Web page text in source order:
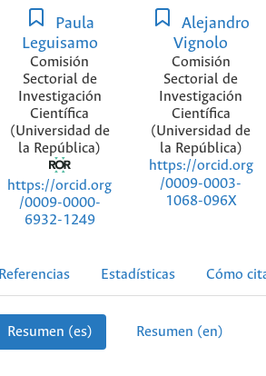
Paula
Leguisamo
Comisión
Sectorial de
Investigación
Científica
(Universidad de
la República)
https://orcid.org
/0009-0000-
6932-1249
Alejandro
Vignolo
Comisión
Sectorial de
Investigación
Científica
(Universidad de
la República)
https://orcid.org
/0009-0003-
1068-096X
Referencias Estadísticas Cómo
Resumen (es) Resumen (en)